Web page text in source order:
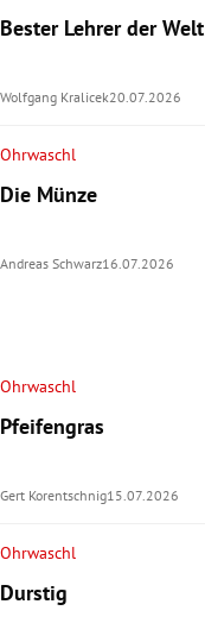
Bester Lehrer der Welt
Wolfgang Kralicek20.07.2026
Ohrwaschl
Die Münze
Andreas Schwarz16.07.2026
Ohrwaschl
Pfeifengras
Gert Korentschnig15.07.2026
Ohrwaschl
Durstig